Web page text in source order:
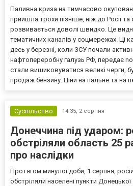
Паливна криза на тимчасово
прийшла трохи пізніше, ніж до Росії
розвивається доволі швидко. Це
тематичних каналів у соцмережах. Ці
десь у березні, коли ЗСУ почали
нафтопереробну галузь РФ, передає
стали вишиковуватися великі черги,
продаж бензину. Ціни на пальне та на
Суспільство 14:35, 2 серпня
Донеччина під ударом:
обстріляли область 25
про наслідки
Протягом минулої доби, 1 серпня,
обстріляли населені пункти